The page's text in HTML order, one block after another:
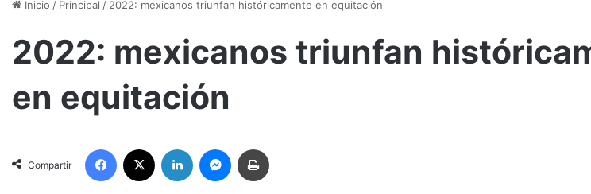
Inicio / Principal / 2022: mexicanos triunfan históricamente en equitación
2022: mexicanos triunfan
en equitación
Compartir
Facebook LinkedIn Messenger